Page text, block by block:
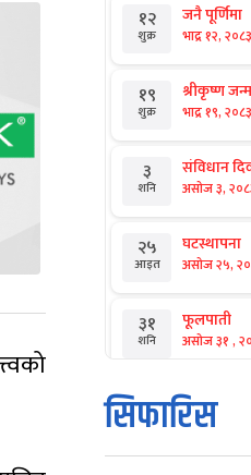
१२
शुक्र
जनै पूर्णिमा
भाद्र १२, २०८३
१९
शुक्र
श्रीकृष्ण
भाद्र १९, २०८३
३
शनि
संविधान
असोज ३,
२५
आइत
घटस्थापना
असोज २५,
३१
शनि
फूलपाती
असोज ३१ ,
१
आइत
कार्तिक
कार्तिक १, २०८३
सिफारिस